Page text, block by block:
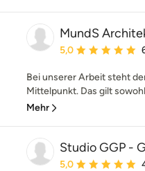
MundS
Durchschnittliche
5,0
Bei unserer Arbeit steht
Mittelpunkt. Das gilt
Mehr
Studio GGP -
Durchschnittliche
5,0